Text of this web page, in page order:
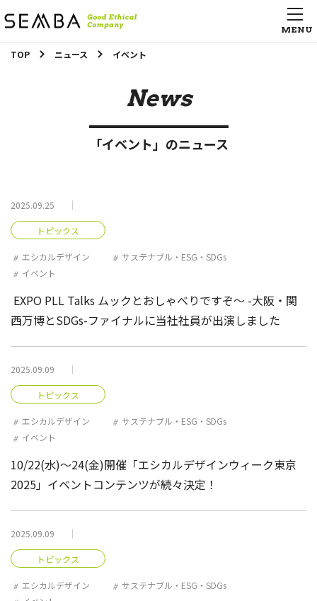
TOP ニュース イベント
News
「イベント」のニュース
2025.09.25
トピックス
エシカルデザイン
サステナブル・ESG・SDGs
イベント
EXPO PLL Talks ムックとおしゃべりですぞ～ -大阪・関
西万博とSDGs-ファイナルに当社社員が出演しました
2025.09.09
トピックス
エシカルデザイン
サステナブル・ESG・SDGs
イベント
10/22(水)～24(金)開催「エシカルデザインウィーク東京
2025」イベントコンテンツが続々決定！
2025.09.09
トピックス
エシカルデザイン
サステナブル・ESG・SDGs